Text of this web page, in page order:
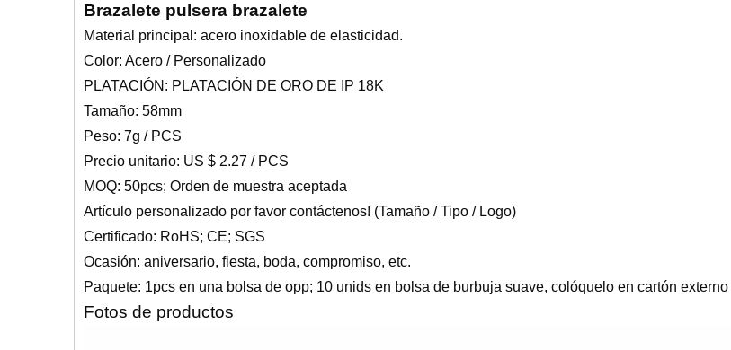
Brazalete pulsera brazalete
Material principal: acero inoxidable de elasticidad.
Color: Acero / Personalizado
PLATACIÓN: PLATACIÓN DE ORO DE IP 18K
Tamaño: 58mm
Peso: 7g / PCS
Precio unitario: US $ 2.27 / PCS
MOQ: 50pcs; Orden de muestra aceptada
Artículo personalizado por favor contáctenos! (Tamaño / Tipo / Logo)
Certificado: RoHS; CE; SGS
Ocasión: aniversario, fiesta, boda, compromiso, etc.
Paquete: 1pcs en una bolsa de opp; 10 unids en bolsa de burbuja suave, colóquelo en cartón
Fotos de productos